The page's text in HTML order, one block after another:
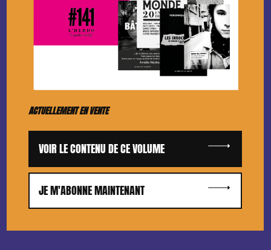
ACTUELLEMENT EN VENTE
VOIR LE CONTENU DE CE VOLUME
JE M'ABONNE MAINTENANT